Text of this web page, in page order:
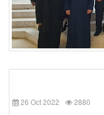
26 Oct 2022 2880